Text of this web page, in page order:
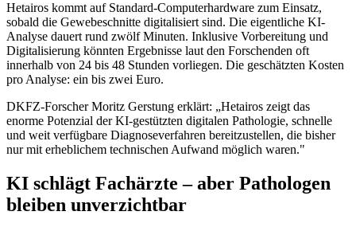
Hetairos kommt auf Standard-Computerhardware zum Einsatz,
sobald die Gewebeschnitte digitalisiert sind. Die eigentliche KI-
Analyse dauert rund zwölf Minuten. Inklusive Vorbereitung und
Digitalisierung könnten Ergebnisse laut den Forschenden oft
innerhalb von 24 bis 48 Stunden vorliegen. Die geschätzten Kosten
pro Analyse: ein bis zwei Euro.
DKFZ-Forscher Moritz Gerstung erklärt: „Hetairos zeigt das
enorme Potenzial der KI-gestützten digitalen Pathologie, schnelle
und weit verfügbare Diagnoseverfahren bereitzustellen, die bisher
nur mit erheblichem technischen Aufwand möglich waren."
KI schlägt Fachärzte – aber Pathologen
bleiben unverzichtbar